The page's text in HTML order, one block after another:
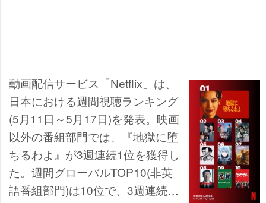
動画配信サービス「Netflix」は、
日本における週間視聴ランキング
(5月11日～5月17日)を発表。映画
以外の番組部門では、『地獄に堕
ちるわよ』が3週連続1位を獲得し
た。週間グローバルTOP10(非英
語番組部門)は10位で、3週連続TO